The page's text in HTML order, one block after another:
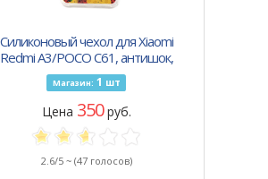
Силиконовый чехол для Xiaomi
Redmi A3/POCO C61, антишок,
красочный принт, божьи коровки
Магазин: 1 шт
Цена 350руб.
2.6/5 ~ (47 голосов)